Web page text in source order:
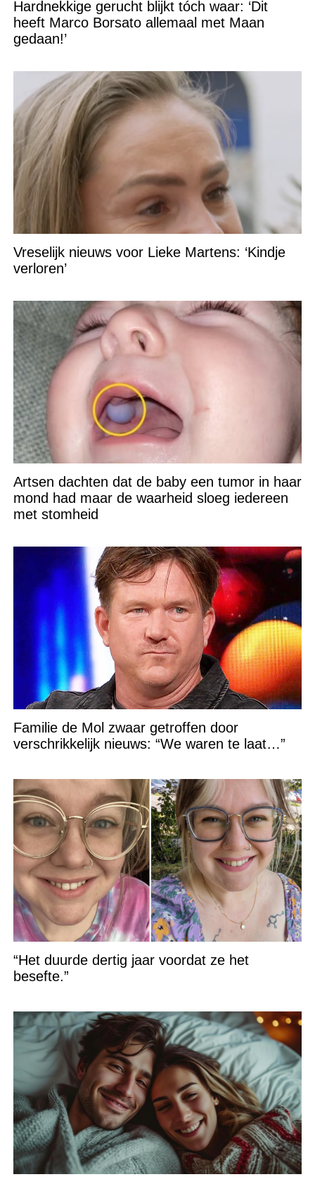
Hardnekkige gerucht blijkt tóch waar: ‘Dit
heeft Marco Borsato allemaal met Maan
gedaan!’
Vreselijk nieuws voor Lieke Martens: ‘Kindje
verloren’
Artsen dachten dat de baby een tumor in haar
mond had maar de waarheid sloeg iedereen
met stomheid
Familie de Mol zwaar getroffen door
verschrikkelijk nieuws: “We waren te laat…”
“Het duurde dertig jaar voordat ze het
besefte.”